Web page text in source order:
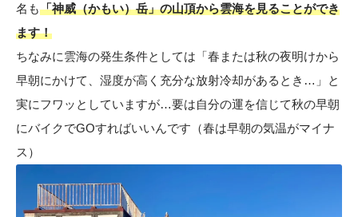
名も「神威（かもい）岳」の山頂から雲海を見ることができ
ます！
ちなみに雲海の発生条件としては「春または秋の夜明けから
早朝にかけて、湿度が高く充分な放射冷却があるとき…」と
実にフワッとしていますが…要は自分の運を信じて秋の早朝
にバイクでGOすればいいんです（春は早朝の気温がマイナ
ス）